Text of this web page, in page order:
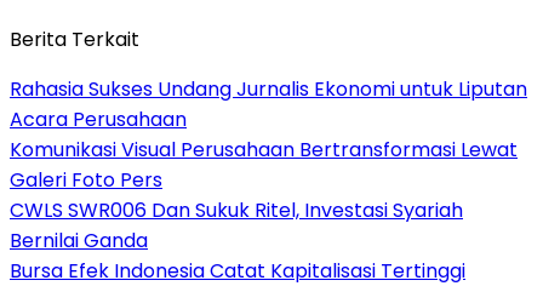
Berita Terkait
Rahasia Sukses Undang Jurnalis Ekonomi untuk Liputan
Acara Perusahaan
Komunikasi Visual Perusahaan Bertransformasi Lewat
Galeri Foto Pers
CWLS SWR006 Dan Sukuk Ritel, Investasi Syariah
Bernilai Ganda
Bursa Efek Indonesia Catat Kapitalisasi Tertinggi